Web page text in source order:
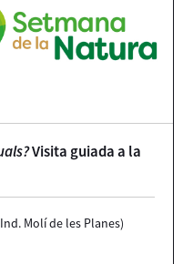
Visita guiada a la
Molí de les Planes)